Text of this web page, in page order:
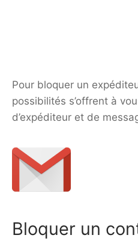
Pour bloquer un
possibilités s’offrent à
d’expéditeur et de
Bloquer un